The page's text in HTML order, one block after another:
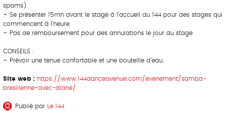
spams)
– Se présenter 15mn avant le stage à l’accueil du 144 pour des stages qui
commencent à l’heure.
– Pas de remboursement pour des annulations le jour du stage.
CONSEILS :
– Prévoir une tenue confortable et une bouteille d’eau.
Site web : https://www.144danceavenue.com/evenement/samba-
bresilienne-avec-diane/
Publié par Le 144